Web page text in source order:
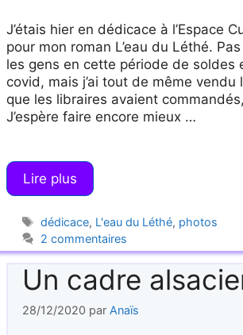
J’étais hier en dédicace à l’Espace
pour mon roman L’eau du Léthé.
les gens en cette période de soldes
covid, mais j’ai tout de même vendu
que les libraires avaient
J’espère faire encore mieux …
Lire plus
Étiquettes
dédicace, L'eau du Léthé, photos
2 commentaires
Un cadre
28/12/2020 par Anaïs